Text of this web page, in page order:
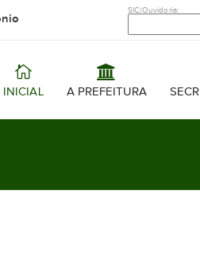
SIC/Ouvidoria:
INICIAL A PREFEITURA